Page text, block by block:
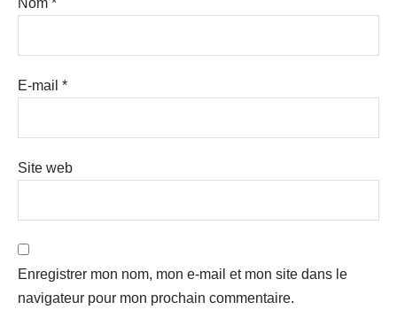
E-mail *
Site web
Enregistrer mon nom, mon e-mail et mon site dans le
navigateur pour mon prochain commentaire.